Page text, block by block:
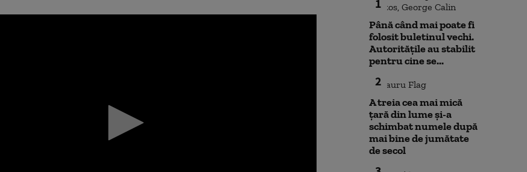
1
Până când mai poate fi
folosit buletinul vechi.
Autoritățile au stabilit
pentru cine se...
2
A treia cea mai mică
țară din lume și-a
schimbat numele după
mai bine de jumătate
de secol